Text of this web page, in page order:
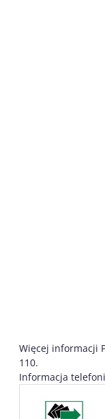
Więcej informacji
110.
Informacja